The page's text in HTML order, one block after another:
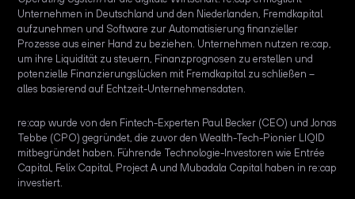
Unternehmen in Deutschland und den Niederlanden, Fremdkapital
aufzunehmen und Software zur Automatisierung finanzieller
Prozesse aus einer Hand zu beziehen. Unternehmen nutzen re:cap,
um ihre Liquidität zu steuern, Finanzprognosen zu erstellen und
potenzielle Finanzierungslücken mit Fremdkapital zu schließen –
alles basierend auf Echtzeit-Unternehmensdaten.
re:cap wurde von den Fintech-Experten Paul Becker (CEO) und Jonas
Tebbe (CPO) gegründet, die zuvor den Wealth-Tech-Pionier LIQID
mitbegründet haben. Führende Technologie-Investoren wie Entrée
Capital, Felix Capital, Project A und Mubadala Capital haben in re:cap
investiert.